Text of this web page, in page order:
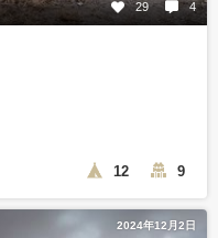
29 4
12 9
2024年12月2日